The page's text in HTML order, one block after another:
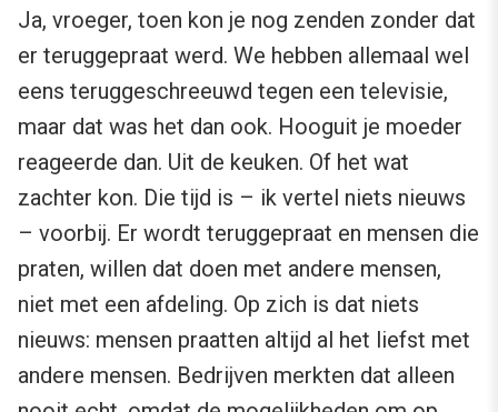
Ja, vroeger, toen kon je nog zenden zonder dat
er teruggepraat werd. We hebben allemaal wel
eens teruggeschreeuwd tegen een televisie,
maar dat was het dan ook. Hooguit je moeder
reageerde dan. Uit de keuken. Of het wat
zachter kon. Die tijd is – ik vertel niets nieuws
– voorbij. Er wordt teruggepraat en mensen die
praten, willen dat doen met andere mensen,
niet met een afdeling. Op zich is dat niets
nieuws: mensen praatten altijd al het liefst met
andere mensen. Bedrijven merkten dat alleen